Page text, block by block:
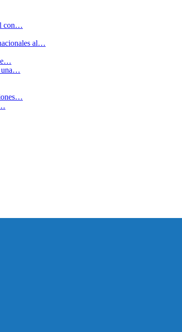
con…
al…
una…